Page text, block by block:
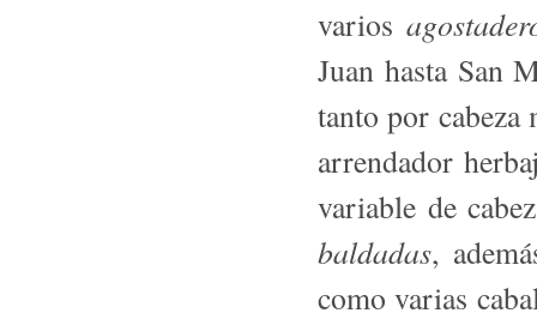
varios
Juan hasta San
tanto por cabeza
arrendador
variable de
baldadas,
como varias